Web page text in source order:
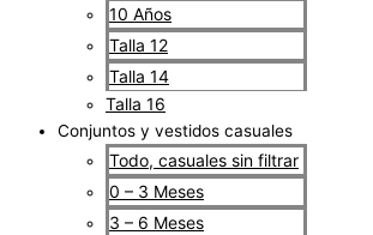
10 Años
Talla 12
Talla 14
Talla 16
Conjuntos y vestidos casuales
Todo, casuales sin filtrar
0 – 3 Meses
3 – 6 Meses